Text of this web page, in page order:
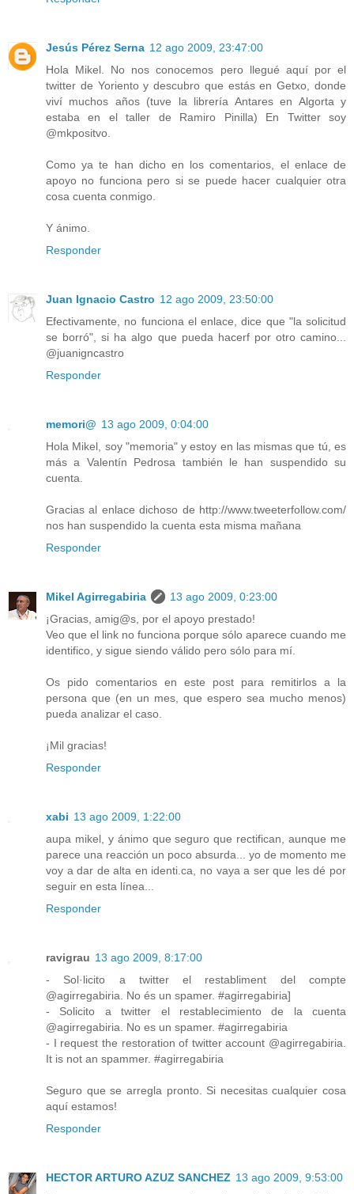
Jesús Pérez Serna 12 ago 2009, 23:47:00
Hola Mikel. No nos conocemos pero llegué aquí por el
twitter de Yoriento y descubro que estás en Getxo, donde
viví muchos años (tuve la librería Antares en Algorta y
estaba en el taller de Ramiro Pinilla) En Twitter soy
@mkpositvo.
Como ya te han dicho en los comentarios, el enlace de
apoyo no funciona pero si se puede hacer cualquier otra
cosa cuenta conmigo.
Y ánimo.
Responder
Juan Ignacio Castro 12 ago 2009, 23:50:00
Efectivamente, no funciona el enlace, dice que "la solicitud
se borró", si ha algo que pueda hacerf por otro camino...
@juanigncastro
Responder
memori@ 13 ago 2009, 0:04:00
Hola Mikel, soy "memoria" y estoy en las mismas que tú, es
más a Valentín Pedrosa también le han suspendido su
cuenta.
Gracias al enlace dichoso de http://www.tweeterfollow.com/
nos han suspendido la cuenta esta misma mañana
Responder
Mikel Agirregabiria
13 ago 2009, 0:23:00
¡Gracias, amig@s, por el apoyo prestado!
Veo que el link no funciona porque sólo aparece cuando me
identifico, y sigue siendo válido pero sólo para mí.
Os pido comentarios en este post para remitirlos a la
persona que (en un mes, que espero sea mucho menos)
pueda analizar el caso.
¡Mil gracias!
Responder
xabi 13 ago 2009, 1:22:00
aupa mikel, y ánimo que seguro que rectifican, aunque me
parece una reacción un poco absurda... yo de momento me
voy a dar de alta en identi.ca, no vaya a ser que les dé por
seguir en esta línea...
Responder
ravigrau 13 ago 2009, 8:17:00
- Sol·licito a twitter el restabliment del compte
@agirregabiria. No és un spamer. #agirregabiria]
- Solicito a twitter el restablecimiento de la cuenta
@agirregabiria. No es un spamer. #agirregabiria
- I request the restoration of twitter account @agirregabiria.
It is not an spammer. #agirregabiria
Seguro que se arregla pronto. Si necesitas cualquier cosa
aquí estamos!
Responder
HECTOR ARTURO AZUZ SANCHEZ 13 ago 2009, 9:53:00